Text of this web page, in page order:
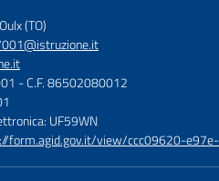
(TO)
- C.F. 86502080012
UF59WN
form.agid.gov.it/view/ccc09620-